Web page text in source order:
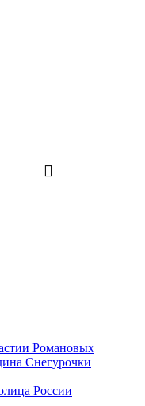
󰍉
Романовых
Снегурочки
России